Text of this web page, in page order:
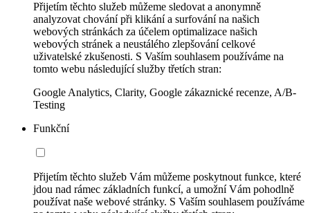
Přijetím těchto služeb můžeme sledovat a anonymně
analyzovat chování při klikání a surfování na našich
webových stránkách za účelem optimalizace našich
webových stránek a neustálého zlepšování celkové
uživatelské zkušenosti. S Vaším souhlasem používáme na
tomto webu následující služby třetích stran:
Google Analytics, Clarity, Google zákaznické recenze, A/B-
Testing
Funkční
Přijetím těchto služeb Vám můžeme poskytnout funkce, které
jdou nad rámec základních funkcí, a umožní Vám pohodlně
používat naše webové stránky. S Vaším souhlasem používáme